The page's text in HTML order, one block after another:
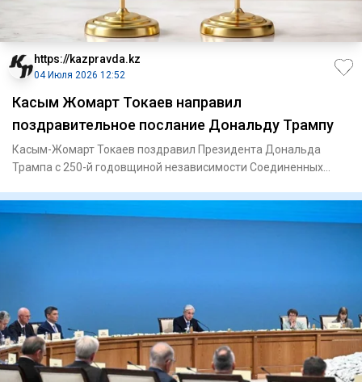
https://kazpravda.kz
04 Июля 2026 12:52
Касым Жомарт Токаев направил
поздравительное послание Дональду Трампу
Касым-Жомарт Токаев поздравил Президента Дональда
Трампа с 250-й годовщиной независимости Соединенных